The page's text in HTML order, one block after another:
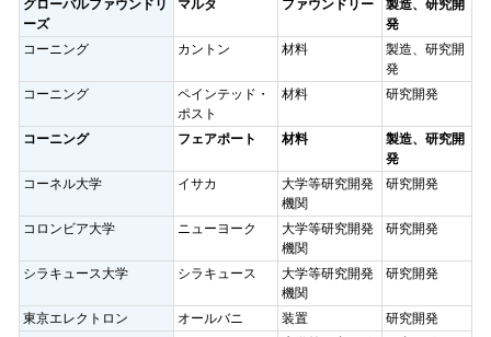
グローバルファウンドリ
ーズ
マルタ ファウンドリー
製造、研究開
発
コーニング
カントン 材料
製造、研究開
発
コーニング
ペインテッド・
ポスト
材料 研究開発
コーニング フェアポート 材料
製造、研究開
発
コーネル大学
イサカ
大学等研究開発
機関
研究開発
コロンビア大学 ニューヨーク
大学等研究開発
機関
研究開発
シラキュース大学 シラキュース
大学等研究開発
機関
研究開発
東京エレクトロン オールバニ 装置
研究開発